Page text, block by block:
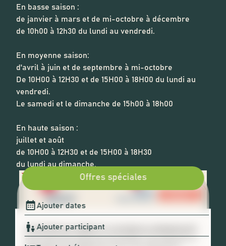
Offres spéciales
En basse saison :
de janvier à mars et de mi-octobre à décembre
de 10h00 à 12h30 du lundi au vendredi.
En moyenne saison:
d'avril à juin et de septembre à mi-octobre
De 10H00 à 12H30 et de 15H00 à 18H00 du lundi au
vendredi.
Le samedi et le dimanche de 15h00 à 18h00
En haute saison :
juillet et août
de 10H00 à 12H30 et de 15H00 à 18H30
du lundi au dimanche.
🍪 ACCEPTER LES COOKIES ET LA POLITIQUE DE CONFIDENTIALITÉ ?